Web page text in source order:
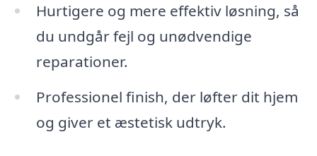
Hurtigere og mere effektiv løsning, så
du undgår fejl og unødvendige
reparationer.
Professionel finish, der løfter dit hjem
og giver et æstetisk udtryk.